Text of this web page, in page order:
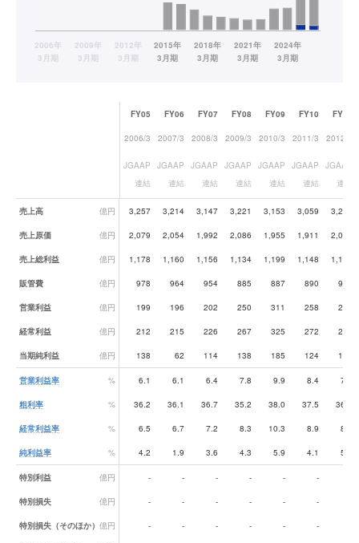
業績データ一覧
FY05 FY06 FY07 FY08 FY09 FY10 FY11
2006/3 2007/3 2008/3 2009/3 2010/3 2011/3 2012/3
JGAAP
連結
JGAAP
連結
JGAAP
連結
JGAAP
連結
JGAAP
連結
JGAAP
連結
JGAAP
連結
売上高 億円 3,257 3,214 3,147 3,221 3,153 3,059 3,210
売上原価 億円 2,079 2,054 1,992 2,086 1,955 1,911 2,026
売上総利益 億円 1,178 1,160 1,156 1,134 1,199 1,148 1,184
販管費 億円 978 964 954 885 887 890 929
営業利益 億円 199 196 202 250 311 258 255
経常利益 億円 212 215 226 267 325 272 270
当期純利益 億円 138 62 114 138 185 124 161
営業利益率 % 6.1 6.1 6.4 7.8 9.9 8.4 7.9
粗利率 % 36.2 36.1 36.7 35.2 38.0 37.5 36.9
経常利益率 % 6.5 6.7 7.2 8.3 10.3 8.9 8.4
純利益率 % 4.2 1.9 3.6 4.3 5.9 4.1 5.0
特別利益 億円 - - - - - -
特別損失 億円 - - - - - -
特別損失（そのほか） 億円 - - - - - -